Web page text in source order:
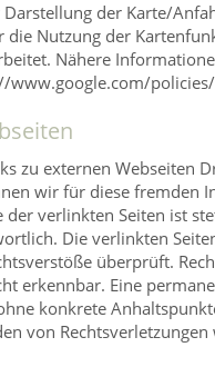
der Karte/
die Nutzung der
Nähere
www.google.com/
zu externen Webseiten
wir für diese fremden
verlinkten Seiten ist
Die verlinkten
überprüft.
erkennbar. Eine
konkrete
von